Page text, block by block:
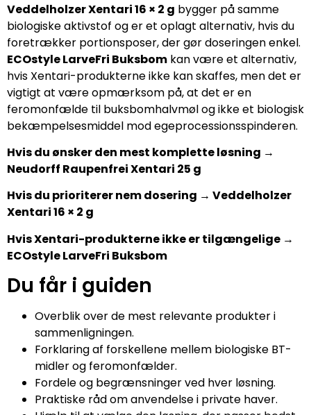
Veddelholzer Xentari 16 × 2 g bygger på samme
biologiske aktivstof og er et oplagt alternativ, hvis du
foretrækker portionsposer, der gør doseringen enkel.
ECOstyle LarveFri Buksbom kan være et alternativ,
hvis Xentari-produkterne ikke kan skaffes, men det er
vigtigt at være opmærksom på, at det er en
feromonfælde til buksbomhalvmøl og ikke et biologisk
bekæmpelsesmiddel mod egeprocessionsspinderen.
Hvis du ønsker den mest komplette løsning →
Neudorff Raupenfrei Xentari 25 g
Hvis du prioriterer nem dosering → Veddelholzer
Xentari 16 × 2 g
Hvis Xentari-produkterne ikke er tilgængelige →
ECOstyle LarveFri Buksbom
Du får i guiden
Overblik over de mest relevante produkter i
sammenligningen.
Forklaring af forskellene mellem biologiske BT-
midler og feromonfælder.
Fordele og begrænsninger ved hver løsning.
Praktiske råd om anvendelse i private haver.